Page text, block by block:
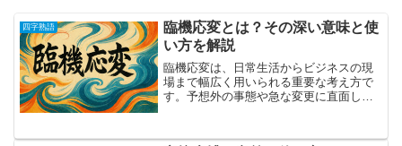
四字熟語
臨機応変とは？その深い意味と使
い方を解説
臨機応変は、日常生活からビジネスの現
場まで幅広く用いられる重要な考え方で
す。予想外の事態や急な変更に直面した
えます。特にグローバル化やデジタル化